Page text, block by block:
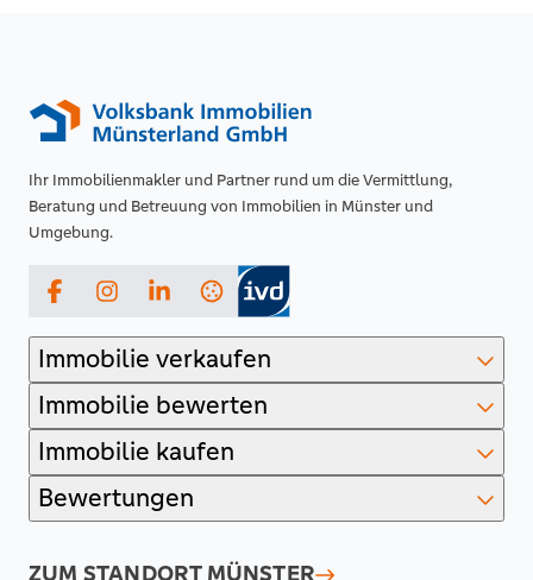
Ihr Immobilienmakler und Partner rund um die Vermittlung,
Beratung und Betreuung von Immobilien in Münster und
Umgebung.
FacebookInstagramLinkedIn
Immobilie verkaufen
Immobilie bewerten
Immobilie kaufen
Bewertungen
ZUM STANDORT MÜNSTER